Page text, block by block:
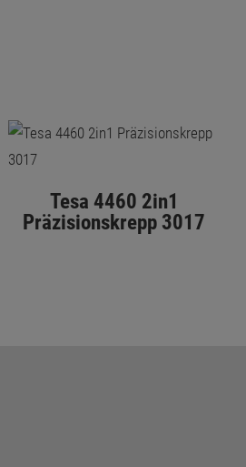
Tesa 4460 2in1
Präzisionskrepp 3017